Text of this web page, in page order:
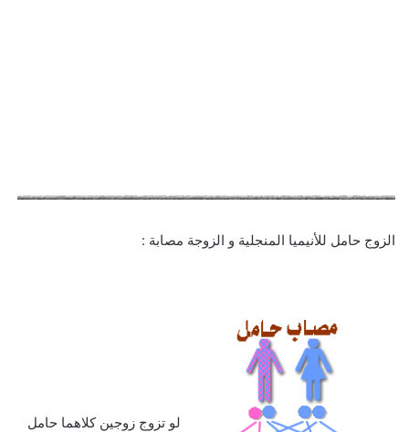
الزوج حامل للأنيميا المنجلية و الزوجة مصابة :
لو تزوج زوجين كلاهما حامل